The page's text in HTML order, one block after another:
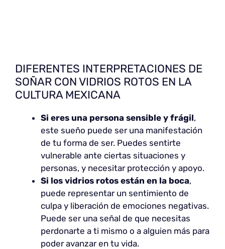
DIFERENTES INTERPRETACIONES DE
SOÑAR CON VIDRIOS ROTOS EN LA
CULTURA MEXICANA
Si eres una persona sensible y frágil,
este sueño puede ser una manifestación
de tu forma de ser. Puedes sentirte
vulnerable ante ciertas situaciones y
personas, y necesitar protección y apoyo.
Si los vidrios rotos están en la boca,
puede representar un sentimiento de
culpa y liberación de emociones negativas.
Puede ser una señal de que necesitas
perdonarte a ti mismo o a alguien más para
poder avanzar en tu vida.